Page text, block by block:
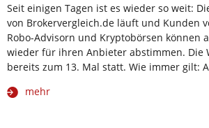
Seit einigen Tagen ist es wieder so weit:
von Brokervergleich.de läuft und Kunden
Robo-Advisorn und Kryptobörsen können
wieder für ihren Anbieter abstimmen. Die
bereits zum 13. Mal statt. Wie immer gilt:
mehr